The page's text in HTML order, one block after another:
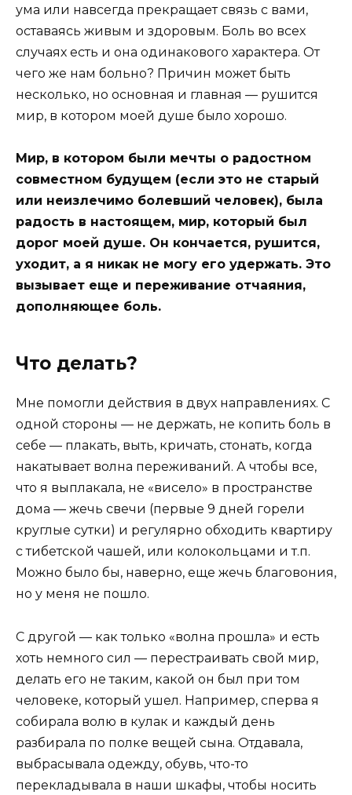
ума или навсегда прекращает связь с вами,
оставаясь живым и здоровым. Боль во всех
случаях есть и она одинакового характера. От
чего же нам больно? Причин может быть
несколько, но основная и главная — рушится
мир, в котором моей душе было хорошо.
Мир, в котором были мечты о радостном
совместном будущем (если это не старый
или неизлечимо болевший человек), была
радость в настоящем, мир, который был
дорог моей душе. Он кончается, рушится,
уходит, а я никак не могу его удержать. Это
вызывает еще и переживание отчаяния,
дополняющее боль.
Что делать?
Мне помогли действия в двух направлениях. С
одной стороны — не держать, не копить боль в
себе — плакать, выть, кричать, стонать, когда
накатывает волна переживаний. А чтобы все,
что я выплакала, не «висело» в пространстве
дома — жечь свечи (первые 9 дней горели
круглые сутки) и регулярно обходить квартиру
с тибетской чашей, или колокольцами и т.п.
Можно было бы, наверно, еще жечь благовония,
но у меня не пошло.
С другой — как только «волна прошла» и есть
хоть немного сил — перестраивать свой мир,
делать его не таким, какой он был при том
человеке, который ушел. Например, сперва я
собирала волю в кулак и каждый день
разбирала по полке вещей сына. Отдавала,
выбрасывала одежду, обувь, что-то
перекладывала в наши шкафы, чтобы носить